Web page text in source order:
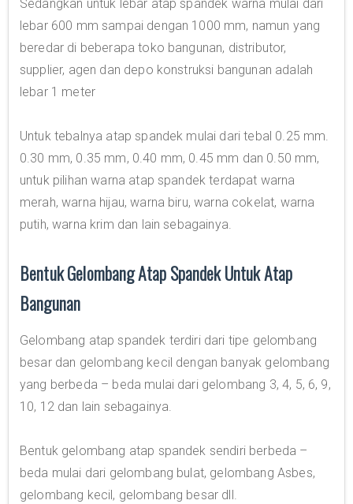
Sedangkan untuk lebar atap spandek warna mulai dari
lebar 600 mm sampai dengan 1000 mm, namun yang
beredar di beberapa toko bangunan, distributor,
supplier, agen dan depo konstruksi bangunan adalah
lebar 1 meter
Untuk tebalnya atap spandek mulai dari tebal 0.25 mm.
0.30 mm, 0.35 mm, 0.40 mm, 0.45 mm dan 0.50 mm,
untuk pilihan warna atap spandek terdapat warna
merah, warna hijau, warna biru, warna cokelat, warna
putih, warna krim dan lain sebagainya.
Bentuk Gelombang Atap Spandek Untuk Atap
Bangunan
Gelombang atap spandek terdiri dari tipe gelombang
besar dan gelombang kecil dengan banyak gelombang
yang berbeda – beda mulai dari gelombang 3, 4, 5, 6, 9,
10, 12 dan lain sebagainya.
Bentuk gelombang atap spandek sendiri berbeda –
beda mulai dari gelombang bulat, gelombang Asbes,
gelombang kecil, gelombang besar dll.